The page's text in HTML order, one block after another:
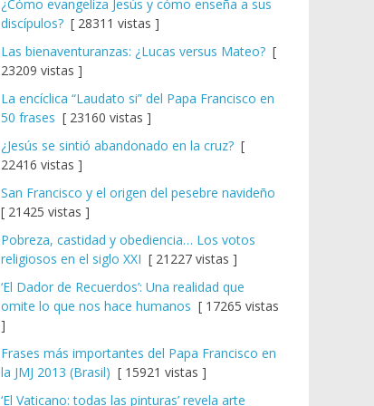
¿Cómo evangeliza Jesús y cómo enseña a sus
discípulos? [ 28311 vistas ]
Las bienaventuranzas: ¿Lucas versus Mateo? [
23209 vistas ]
La encíclica “Laudato si” del Papa Francisco en
50 frases [ 23160 vistas ]
¿Jesús se sintió abandonado en la cruz? [
22416 vistas ]
San Francisco y el origen del pesebre navideño
[ 21425 vistas ]
Pobreza, castidad y obediencia… Los votos
religiosos en el siglo XXI [ 21227 vistas ]
‘El Dador de Recuerdos’: Una realidad que
omite lo que nos hace humanos [ 17265 vistas
]
Frases más importantes del Papa Francisco en
la JMJ 2013 (Brasil) [ 15921 vistas ]
‘El Vaticano: todas las pinturas’ revela arte